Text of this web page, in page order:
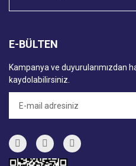
E-BÜLTEN
Kampanya ve duyurularımızdan
kaydolabilirsiniz.